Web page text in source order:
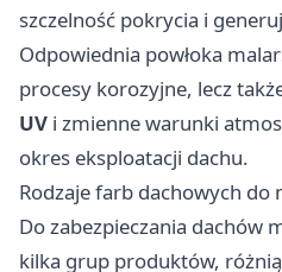
szczelność pokrycia i
Odpowiednia powłoka
procesy korozyjne, lecz
UV i zmienne warunki
okres eksploatacji dachu.
Rodzaje farb dachowych do
Do zabezpieczania dachów
kilka grup produktów,